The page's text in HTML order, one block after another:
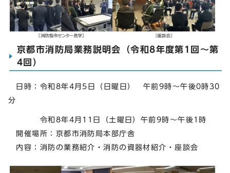
京都市消防局業務説明会（令和8年度第1回～第
4回）
日時：令和8年4月5日（日曜日） 午前9時～午後0時30
分
令和8年4月11日（土曜日）午前9時～午後1時
開催場所：京都市消防局本部庁舎
内容：消防の業務紹介・消防の資器材紹介・座談会